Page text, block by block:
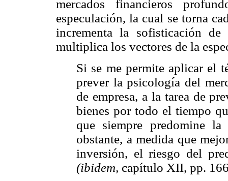
mercados financieros
especulación, la cual se torna
incrementa la sofisticación de
multiplica los vectores de la
Si se me permite aplicar el
prever la psicología del
de empresa, a la tarea de
bienes por todo el tiempo
que siempre predomine la
obstante, a medida que
inversión, el riesgo del
(ibidem, capítulo XII, pp.